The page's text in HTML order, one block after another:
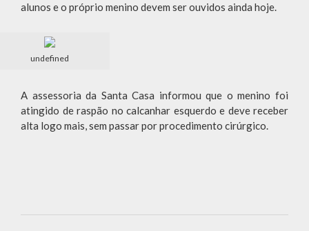
alunos e o próprio menino devem ser ouvidos ainda hoje.
undefined
A assessoria da Santa Casa informou que o menino foi
atingido de raspão no calcanhar esquerdo e deve receber
alta logo mais, sem passar por procedimento cirúrgico.